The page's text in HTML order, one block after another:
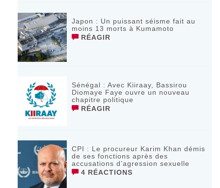
‎Japon : Un puissant séisme fait au
moins 13 morts à Kumamoto ‎
RÉAGIR
Sénégal : Avec Kiiraay, Bassirou
Diomaye Faye ouvre un nouveau
chapitre politique
RÉAGIR
CPI : Le procureur Karim Khan démis
de ses fonctions après des
accusations d’agression sexuelle
4 RÉACTIONS